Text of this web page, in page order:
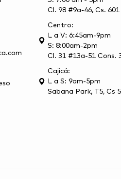
Cl. 98 #9a-46, Cs. 601
Centro:
L a V: 6:45am-9pm
S: 8:00am-2pm
Cl. 31 #13a-51 Cons.
Cajicá:
L a S: 9am-5pm
Sabana Park, T5, Cs